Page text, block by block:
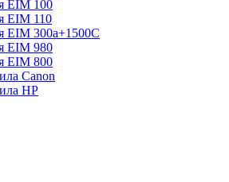
EIM 100
EIM 110
EIM 300a+1500C
EIM 980
EIM 800
Canon
HP